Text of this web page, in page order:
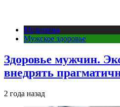
Медицина
Мужское здоровье
Здоровье мужчин.
внедрять
2 года назад